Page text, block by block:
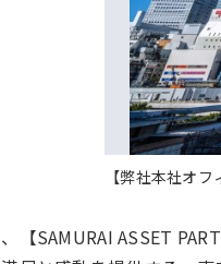
【弊社本社オ
【SAMURAI ASSET